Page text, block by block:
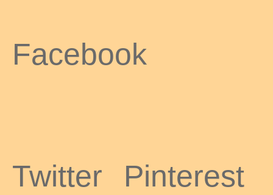
Facebook
Twitter Pinterest